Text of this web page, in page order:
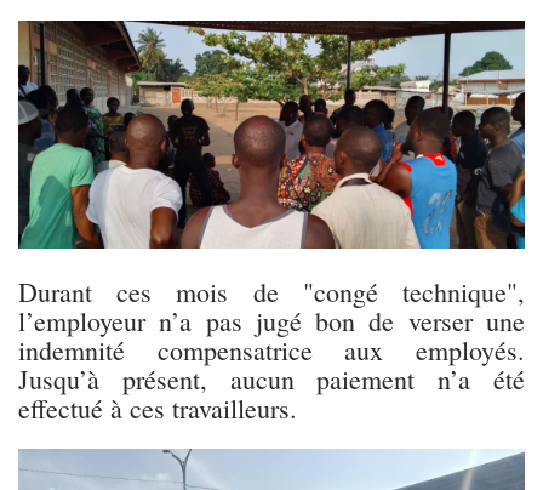
Durant ces mois de "congé technique",
l’employeur n’a pas jugé bon de verser une
indemnité compensatrice aux employés.
Jusqu’à présent, aucun paiement n’a été
effectué à ces travailleurs.